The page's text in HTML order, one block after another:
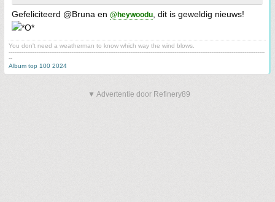
Gefeliciteerd @Bruna en @heywoodu , dit is geweldig nieuws!
You don't need a weatherman to know which way the wind blows.
-------------------------------------------------------------------------------------------------------------------------------------------
--
Album top 100 2024
▼ Advertentie door Refinery89